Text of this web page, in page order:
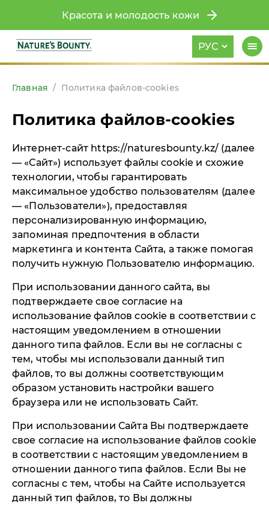
Красота и молодость кожи
РУС
Главная / Политика файлов-cookies
Политика файлов-cookies
Интернет-сайт https://naturesbounty.kz/ (далее
— «Сайт») использует файлы cookie и схожие
технологии, чтобы гарантировать
максимальное удобство пользователям (далее
— «Пользователи»), предоставляя
персонализированную информацию,
запоминая предпочтения в области
маркетинга и контента Сайта, а также помогая
получить нужную Пользователю информацию.
При использовании данного сайта, вы
подтверждаете свое согласие на
использование файлов cookie в соответствии с
настоящим уведомлением в отношении
данного типа файлов. Если вы не согласны с
тем, чтобы мы использовали данный тип
файлов, то вы должны соответствующим
образом установить настройки вашего
браузера или не использовать Сайт.
При использовании Сайта Вы подтверждаете
свое согласие на использование файлов cookie
в соответствии с настоящим уведомлением в
отношении данного типа файлов. Если Вы не
согласны с тем, чтобы на Сайте используется
данный тип файлов, то Вы должны